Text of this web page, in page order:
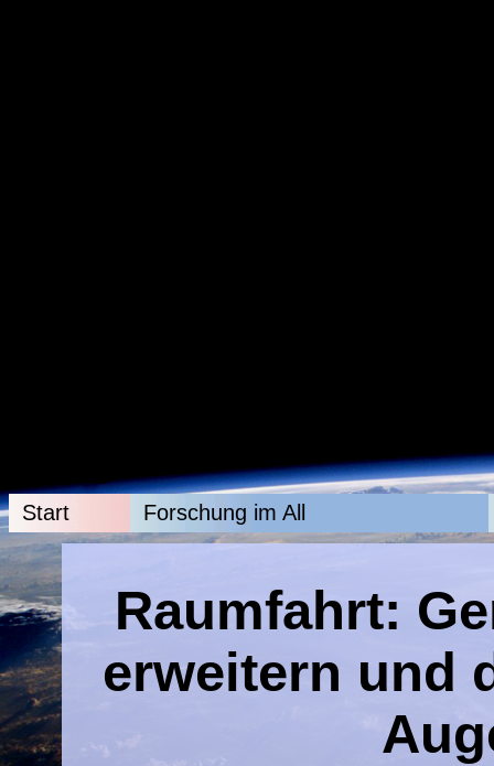
6
Start Forschung im All
Raumfahrt:
erweitern und